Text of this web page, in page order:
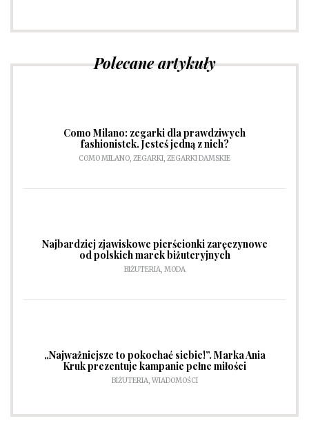
Polecane artykuły
Como Milano: zegarki dla prawdziwych
fashionistek. Jesteś jedną z nich?
COMO MILANO, ZEGARKI, ZEGARKI DAMSKIE
Najbardziej zjawiskowe pierścionki zaręczynowe
od polskich marek biżuteryjnych
BIŻUTERIA, MODA
„Najważniejsze to pokochać siebie!”. Marka Ania
Kruk prezentuje kampanie pełne miłości
BIŻUTERIA, WIADOMOŚCI